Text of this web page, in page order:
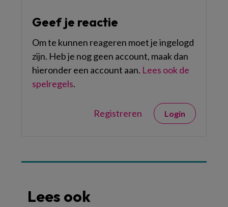
Geef je reactie
Om te kunnen reageren moet je ingelogd
zijn. Heb je nog geen account, maak dan
hieronder een account aan. Lees ook de
spelregels.
Registreren Login
Lees ook